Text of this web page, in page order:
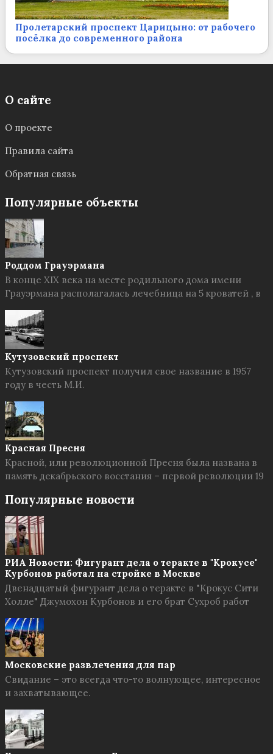
Пролетарский проспект Царицыно: от рабочего
посёлка до современного района
О сайте
О проекте
Правила сайта
Обратная связь
Популярные объекты
Роддом Грауэрмана
В конце XIX века на месте родильного дома имени
Грауэрмана располагалась лечебница на 5 кроватей , в
Кутузовский проспект
Кутузовский проспект получил свое название в 1957
году в честь М.И.
Красная Пресня
Красной, или революционной Пресня была названа в
память декабрьского восстания – первой революции 19
Популярные новости
РИА Новости: Фигурант дела о теракте в "Крокусе"
Курбонов работал на стройке в Москве
Двенадцатый фигурант дела о теракте в "Крокус Сити
Холле" Джумохон Курбонов и его брат Сухроб работ
Московские развлечения для пар
Свидание – это всегда что-то волнующее, интересное
и захватывающее.